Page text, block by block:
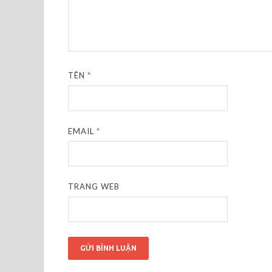
TÊN*
EMAIL*
TRANG WEB